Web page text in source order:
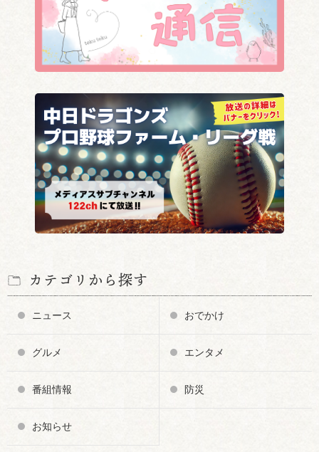
カテゴリから探す
ニュース おでかけ
グルメ エンタメ
番組情報 防災
お知らせ